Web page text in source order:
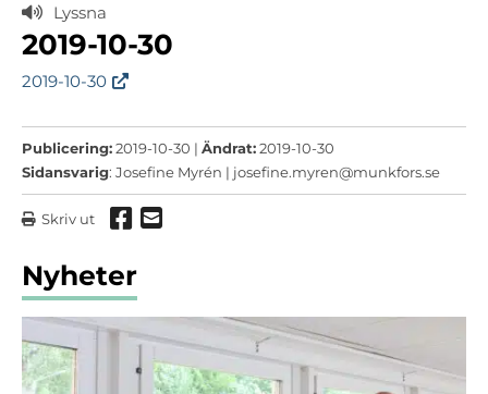
Lyssna
2019-10-30
2019-10-30
Publicering:2019-10-30 | Ändrat:2019-10-30
Sidansvarig: Josefine Myrén | josefine.myren@munkfors.se
Skriv ut Dela via Facebook
Dela via mail
Nyheter